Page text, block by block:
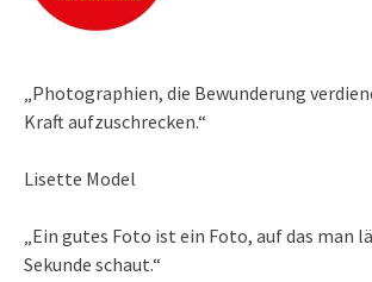
„Photographien, die Bewunderung
Kraft aufzuschrecken.“
Lisette Model
„Ein gutes Foto ist ein Foto, auf das man
Sekunde schaut.“